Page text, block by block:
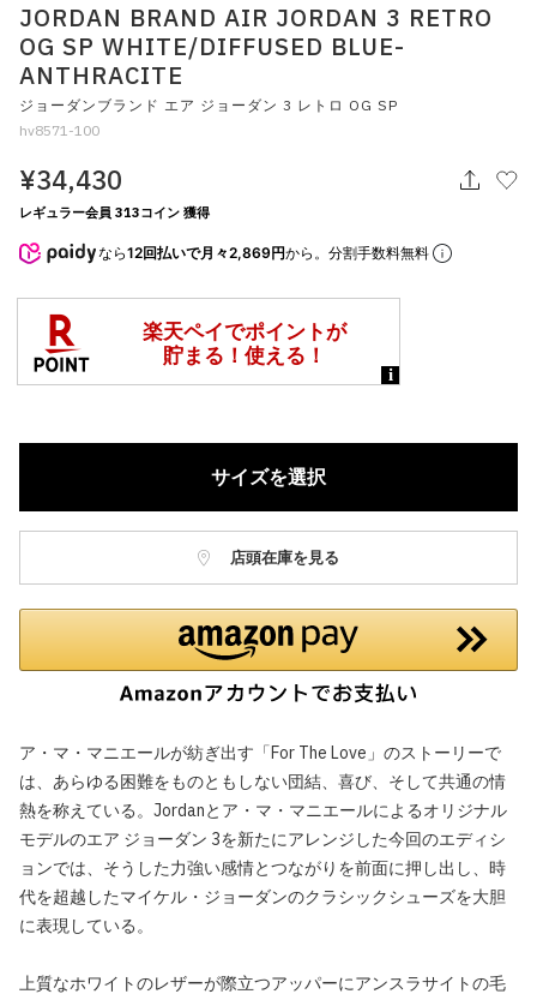
JORDAN BRAND AIR JORDAN 3 RETRO
OG SP WHITE/DIFFUSED BLUE-
ANTHRACITE
ジョーダンブランド エア ジョーダン 3 レトロ OG SP
hv8571-100
¥34,430
レギュラー会員 313コイン 獲得
なら12回払いで月々2,869円から。分割手数料無料
サイズを選択
店頭在庫を見る
ア・マ・マニエールが紡ぎ出す「For The Love」のストーリーで
は、あらゆる困難をものともしない団結、喜び、そして共通の情
熱を称えている。Jordanとア・マ・マニエールによるオリジナル
モデルのエア ジョーダン 3を新たにアレンジした今回のエディシ
ョンでは、そうした力強い感情とつながりを前面に押し出し、時
代を超越したマイケル・ジョーダンのクラシックシューズを大胆
に表現している。
上質なホワイトのレザーが際立つアッパーにアンスラサイトの毛